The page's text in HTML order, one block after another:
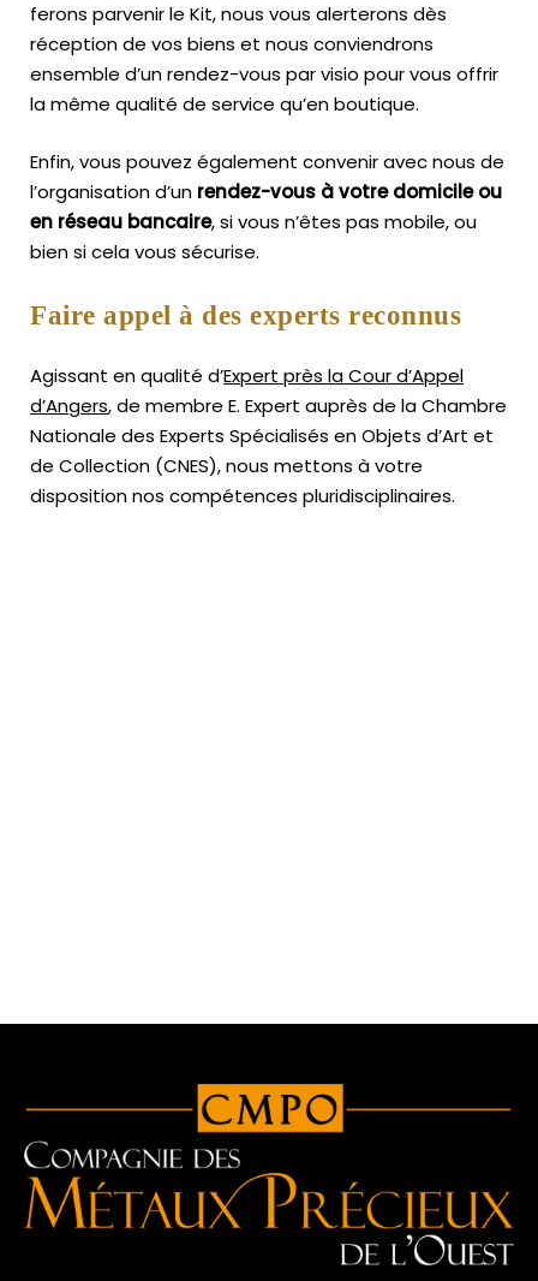
ferons parvenir le Kit, nous vous alerterons dès
réception de vos biens et nous conviendrons
ensemble d’un rendez-vous par visio pour vous offrir
la même qualité de service qu’en boutique.
Enfin, vous pouvez également convenir avec nous de
l’organisation d’un rendez-vous à votre domicile ou
en réseau bancaire, si vous n’êtes pas mobile, ou
bien si cela vous sécurise.
Faire appel à des experts reconnus
Agissant en qualité d’Expert près la Cour d’Appel
d’Angers, de membre E. Expert auprès de laChambre
Nationale des Experts Spécialisés en Objets d’Art et
de Collection (CNES),nous mettons à votre
disposition nos compétences pluridisciplinaires.